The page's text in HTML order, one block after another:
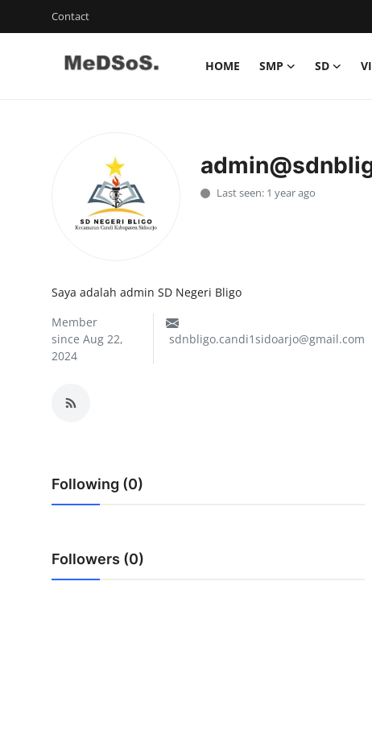
Contact
HOME SMP SD
Galeri Dispendikbud Sidoarjo
Gallery
Last seen: 1 year ago
Saya adalah admin SD Negeri Bligo
Member
since Aug 22,
2024
sdnbligo.candi1sidoarjo@gmail.com
Following (0)
Followers (0)